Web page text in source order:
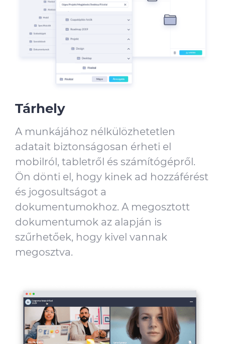
Tárhely
A munkájához nélkülözhetetlen
adatait biztonságosan érheti el
mobilról, tabletről és számítógépről.
Ön dönti el, hogy kinek ad hozzáférést
és jogosultságot a
dokumentumokhoz. A megosztott
dokumentumok az alapján is
szűrhetőek, hogy kivel vannak
megosztva.